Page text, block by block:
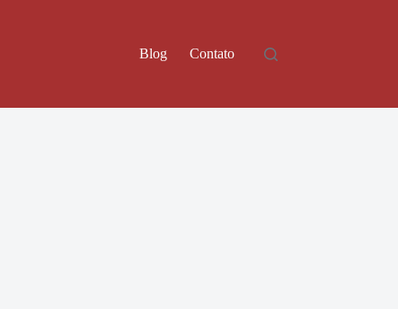
Blog Contato